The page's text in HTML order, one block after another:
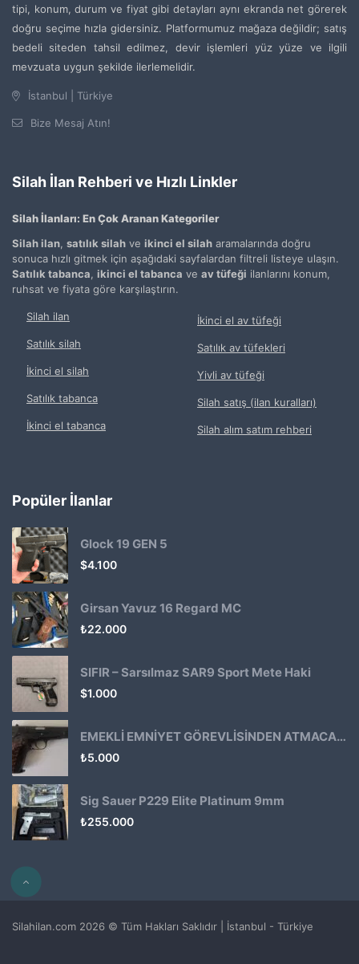
tipi, konum, durum ve fiyat gibi detayları aynı ekranda net görerek
doğru seçime hızla gidersiniz. Platformumuz mağaza değildir; satış
bedeli siteden tahsil edilmez, devir işlemleri yüz yüze ve ilgili
mevzuata uygun şekilde ilerlemelidir.
İstanbul | Türkiye
Bize Mesaj Atın!
Silah İlan Rehberi ve Hızlı Linkler
Silah İlanları: En Çok Aranan Kategoriler
Silah ilan satılık silah ve ikinci el silah aramalarında doğru
sonuca hızlı gitmek için aşağıdaki sayfalardan filtreli listeye ulaşın.
Satılık tabanca ikinci el tabanca ve av tüfeği ilanlarını konum,
ruhsat ve fiyata göre karşılaştırın.
Silah ilan
Satılık silah
İkinci el silah
Satılık tabanca
İkinci el tabanca
İkinci el av tüfeği
Satılık av tüfekleri
Yivli av tüfeği
Silah satış (ilan kuralları)
Silah alım satım rehberi
Popüler İlanlar
Glock 19 GEN 5
$4.100
Girsan Yavuz 16 Regard MC
₺22.000
SIFIR – Sarsılmaz SAR9 Sport Mete Haki
$1.000
EMEKLİ EMNİYET GÖREVLİSİNDEN ATMACA 53 KLASİK14
₺5.000
Sig Sauer P229 Elite Platinum 9mm
₺255.000
Silahilan.com 2026 © Tüm Hakları Saklıdır | İstanbul - Türkiye